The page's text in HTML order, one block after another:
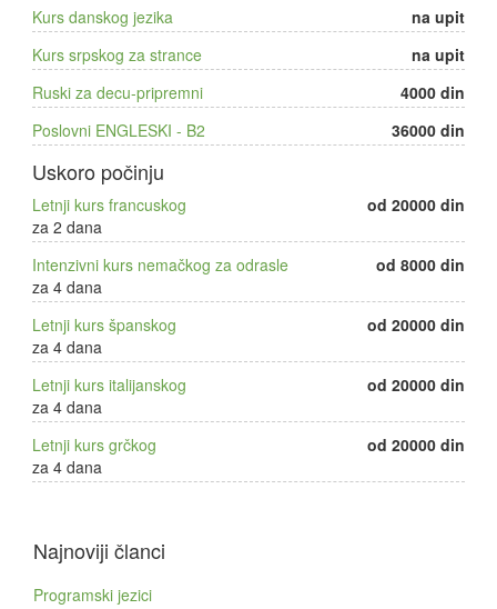
na upit
Kurs danskog jezika
na upit
Kurs srpskog za strance
4000 din
Ruski za decu-pripremni
36000 din
Poslovni ENGLESKI - B2
Uskoro počinju
od 20000 din
Letnji kurs francuskog
za 2 dana
od 8000 din
Intenzivni kurs nemačkog za odrasle
za 4 dana
od 20000 din
Letnji kurs španskog
za 4 dana
od 20000 din
Letnji kurs italijanskog
za 4 dana
od 20000 din
Letnji kurs grčkog
za 4 dana
Najnoviji članci
Programski jezici